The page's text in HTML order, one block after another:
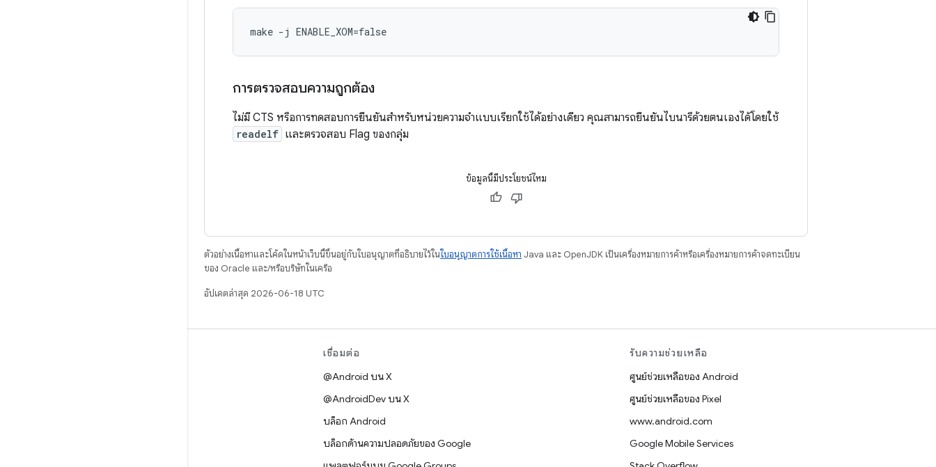
make -j ENABLE_XOM=false
การตรวจสอบความถูกต้อง
ไม่มี CTS หรือการทดสอบการยืนยันสําหรับหน่วยความจําแบบเรียกใช้ได้อย่างเดียว คุณสามารถยืนยันไบนารีด้วยตนเองได้โดยใช้
readelf และตรวจสอบ Flag ของกลุ่ม
ข้อมูลนี้มีประโยชน์ไหม
ตัวอย่างเนื้อหาและโค้ดในหน้าเว็บนี้ขึ้นอยู่กับใบอนุญาตที่อธิบายไว้ในใบอนุญาตการใช้เนื้อหา Java และ OpenJDK เป็นเครื่องหมายการค้าหรือเครื่องหมายการค้าจดทะเบียน
ของ Oracle และ/หรือบริษัทในเครือ
อัปเดตล่าสุด 2026-06-18 UTC
เชื่อมต่อ
@Android บน X
@AndroidDev บน X
บล็อก Android
บล็อกด้านความปลอดภัยของ Google
รับความช่วยเหลือ
ศูนย์ช่วยเหลือของ Android
ศูนย์ช่วยเหลือของ Pixel
www.android.com
Google Mobile Services